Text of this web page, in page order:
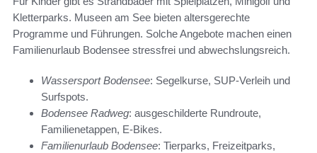
Kletterparks. Museen am See bieten altersgerechte
Programme und Führungen. Solche Angebote machen einen
Familienurlaub Bodensee stressfrei und abwechslungsreich.
Wassersport Bodensee: Segelkurse, SUP-Verleih und
Surfspots.
Bodensee Radweg: ausgeschilderte Rundroute,
Familienetappen, E-Bikes.
Familienurlaub Bodensee: Tierparks, Freizeitparks,